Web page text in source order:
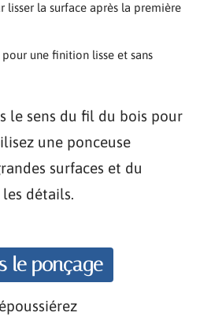
lisser la surface après la première
pour une finition lisse et sans
le sens du fil du bois pour
une ponceuse
surfaces et du
détails.
le ponçage